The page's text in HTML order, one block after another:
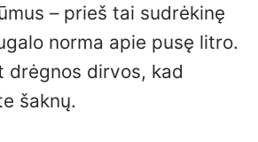
– prieš tai sudrėkinę
norma apie pusę litro.
drėgnos dirvos, kad
šaknų.